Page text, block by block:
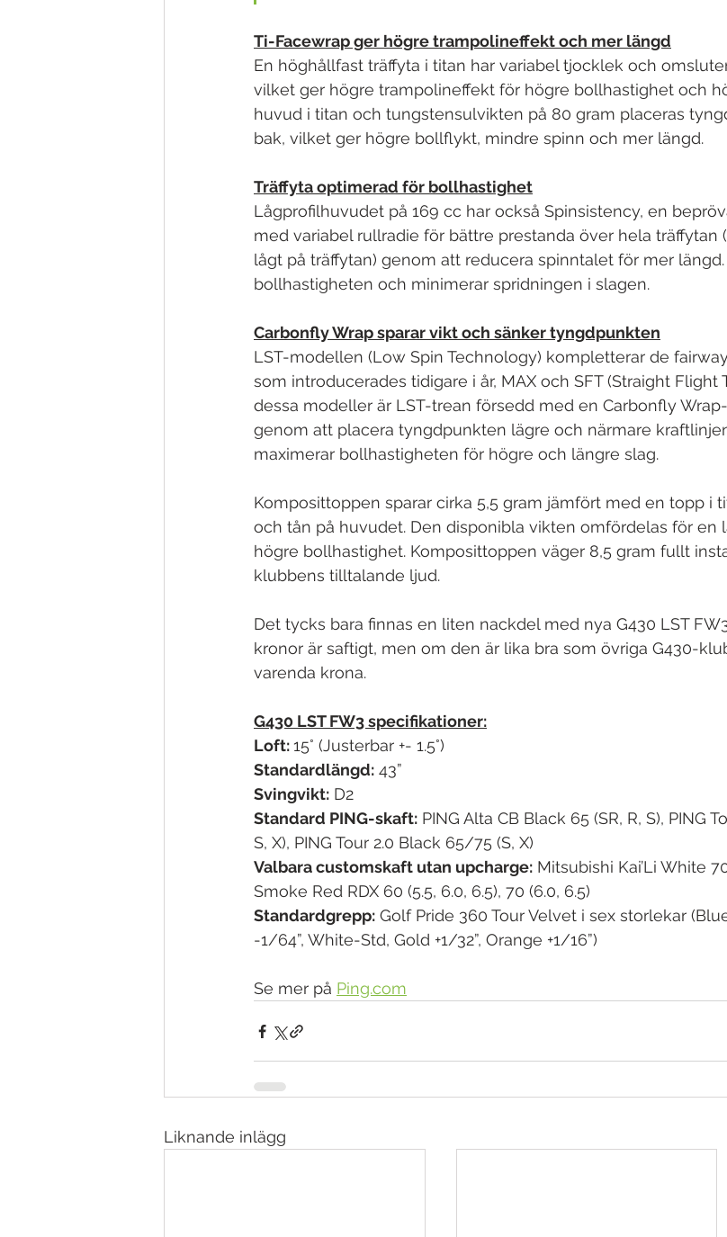
Ti-Facewrap ger högre trampolineffekt och mer längd
En höghållfast träffyta i titan har variabel tjocklek och
vilket ger högre trampolineffekt för högre bollhastighet och
huvud i titan och tungstensulvikten på 80 gram placeras
bak, vilket ger högre bollflykt, mindre spinn och mer längd.
Träffyta optimerad för bollhastighet
Lågprofilhuvudet på 169 cc har också Spinsistency, en
med variabel rullradie för bättre prestanda över hela träffytan
lågt på träffytan) genom att reducera spinntalet för mer
bollhastigheten och minimerar spridningen i slagen.
Carbonfly Wrap sparar vikt och sänker tyngdpunkten
LST-modellen (Low Spin Technology) kompletterar de
som introducerades tidigare i år, MAX och SFT (Straight Flight
dessa modeller är LST-trean försedd med en Carbonfly
genom att placera tyngdpunkten lägre och närmare
maximerar bollhastigheten för högre och längre slag.
Komposittoppen sparar cirka 5,5 gram jämfört med en topp i
och tån på huvudet. Den disponibla vikten omfördelas för en
högre bollhastighet. Komposittoppen väger 8,5 gram fullt
klubbens tilltalande ljud.
Det tycks bara finnas en liten nackdel med nya G430 LST
kronor är saftigt, men om den är lika bra som övriga G430-
varenda krona.
G430 LST FW3 specifikationer:
Loft: 15° (Justerbar +- 1.5°)
Standardlängd: 43”
Svingvikt: D2
Standard PING-skaft: PING Alta CB Black 65 (SR, R, S), PING
S, X), PING Tour 2.0 Black 65/75 (S, X)
Valbara customskaft utan upcharge: Mitsubishi Kai’Li White
Smoke Red RDX 60 (5.5, 6.0, 6.5), 70 (6.0, 6.5)
Standardgrepp: Golf Pride 360 Tour Velvet i sex storlekar
-1/64”, White-Std, Gold +1/32”, Orange +1/16”)
Se mer på Ping.com
Liknande inlägg